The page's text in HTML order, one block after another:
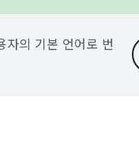
의 기본 언어로 번